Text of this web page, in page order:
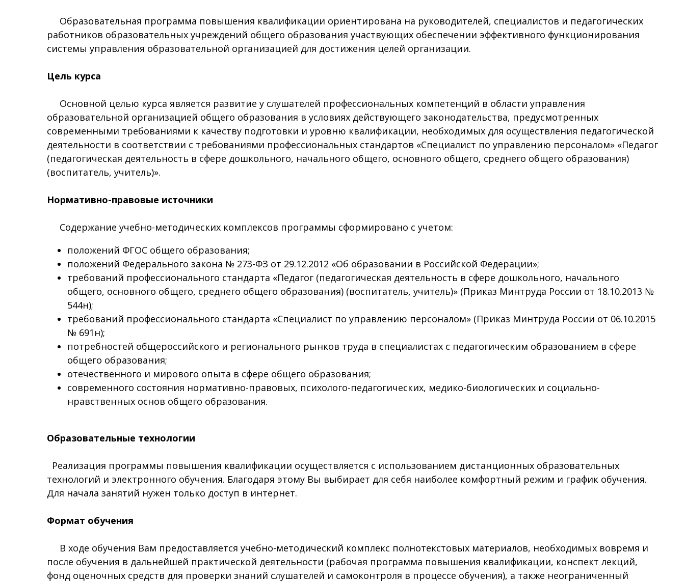
Образовательная программа повышения квалификации ориентирована на руководителей, специалистов и педагогических
работников образовательных учреждений общего образования участвующих обеспечении эффективного функционирования
системы управления образовательной организацией для достижения целей организации.
Цель курса
Основной целью курса является развитие у слушателей профессиональных компетенций в области управления
образовательной организацией общего образования в условиях действующего законодательства, предусмотренных
современными требованиями к качеству подготовки и уровню квалификации, необходимых для осуществления педагогической
деятельности в соответствии с требованиями профессиональных стандартов «Специалист по управлению персоналом» «Педагог
(педагогическая деятельность в сфере дошкольного, начального общего, основного общего, среднего общего образования)
(воспитатель, учитель)».
Нормативно-правовые источники
Содержание учебно-методических комплексов программы сформировано с учетом:
положений ФГОС общего образования;
положений Федерального закона № 273-ФЗ от 29.12.2012 «Об образовании в Российской Федерации»;
требований профессионального стандарта «Педагог (педагогическая деятельность в сфере дошкольного, начального
общего, основного общего, среднего общего образования) (воспитатель, учитель)» (Приказ Минтруда России от 18.10.2013 №
544н);
требований профессионального стандарта «Специалист по управлению персоналом» (Приказ Минтруда России от 06.10.2015
№ 691н);
потребностей общероссийского и регионального рынков труда в специалистах с педагогическим образованием в сфере
общего образования;
отечественного и мирового опыта в сфере общего образования;
современного состояния нормативно-правовых, психолого-педагогических, медико-биологических и социально-
нравственных основ общего образования.
Образовательные технологии
Реализация программы повышения квалификации осуществляется с использованием дистанционных образовательных
технологий и электронного обучения. Благодаря этому Вы выбирает для себя наиболее комфортный режим и график обучения.
Для начала занятий нужен только доступ в интернет.
Формат обучения
В ходе обучения Вам предоставляется учебно-методический комплекс полнотекстовых материалов, необходимых вовремя и
после обучения в дальнейшей практической деятельности (рабочая программа повышения квалификации, конспект лекций,
фонд оценочных средств для проверки знаний слушателей и самоконтроля в процессе обучения), а также неограниченный